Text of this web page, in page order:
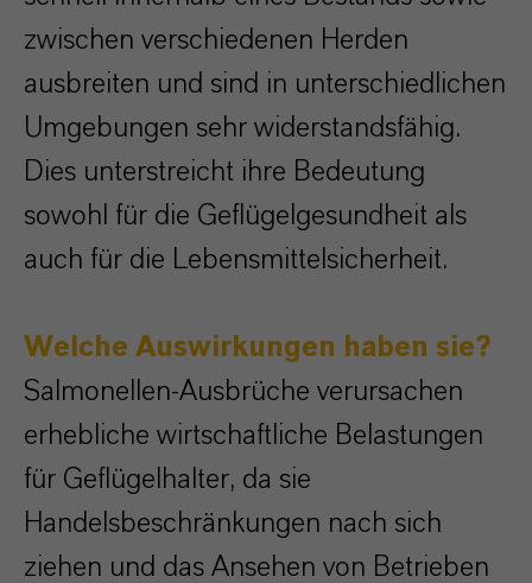
zwischen verschiedenen Herden
ausbreiten und sind in unterschiedlichen
Umgebungen sehr widerstandsfähig.
Dies unterstreicht ihre Bedeutung
sowohl für die Geflügelgesundheit als
auch für die Lebensmittelsicherheit.
Welche Auswirkungen haben sie?
Salmonellen-Ausbrüche verursachen
erhebliche wirtschaftliche Belastungen
für Geflügelhalter, da sie
Handelsbeschränkungen nach sich
ziehen und das Ansehen von Betrieben